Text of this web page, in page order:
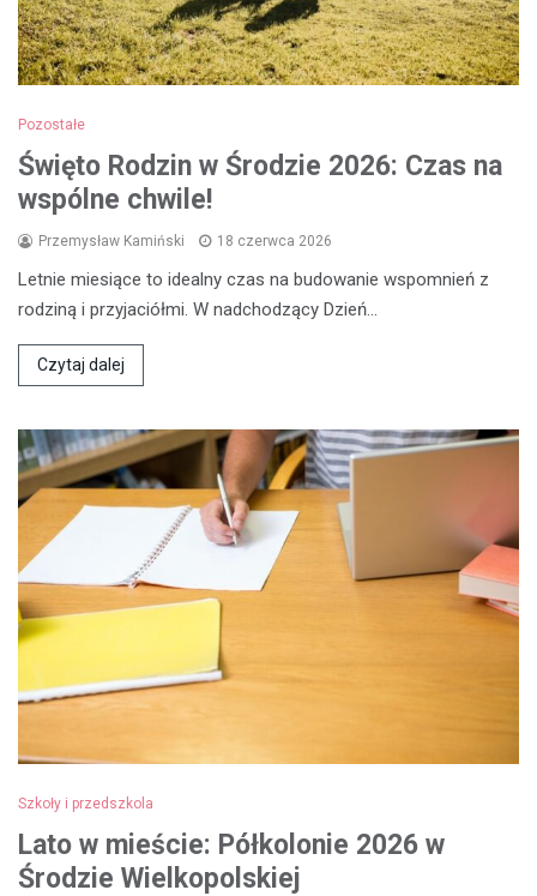
Pozostałe
Święto Rodzin w Środzie 2026: Czas na
wspólne chwile!
Przemysław Kamiński 18 czerwca 2026
Letnie miesiące to idealny czas na budowanie wspomnień z
rodziną i przyjaciółmi. W nadchodzący Dzień…
Czytaj dalej
Szkoły i przedszkola
Lato w mieście: Półkolonie 2026 w
Środzie Wielkopolskiej